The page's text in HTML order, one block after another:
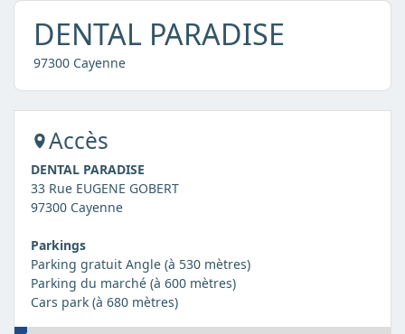
DENTAL PARADISE
97300 Cayenne
Accès
DENTAL PARADISE
33 Rue EUGENE GOBERT
97300 Cayenne
Parkings
Parking gratuit Angle (à 530 mètres)
Parking du marché (à 600 mètres)
Cars park (à 680 mètres)